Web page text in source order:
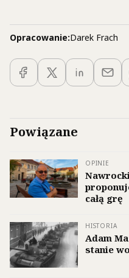
Opracowanie:Darek Frach
Powiązane
OPINIE
całą grę
HISTORIA
Adam
stanie